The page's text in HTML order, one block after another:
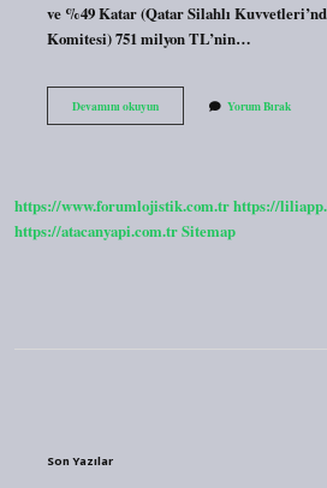
ve %49 Katar (Qatar Silahlı
Komitesi) 751 milyon TL’nin…
Devamını okuyunBmc
Açılımı
Yorum Bırak
https://www.forumlojistik.com.trhttps://
https://atacanyapi.com.trSitemap
Son Yazılar